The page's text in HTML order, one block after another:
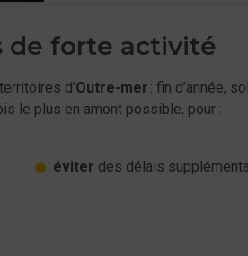
de forte activité
d’Outre-mer : fin d’année,
le plus en amont possible, pour :
éviter des délais